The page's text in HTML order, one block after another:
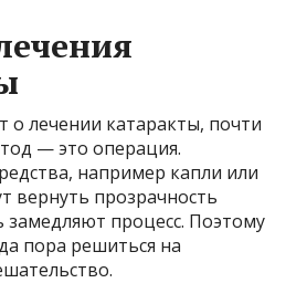
о лечении катаракты, почти
— это операция.
например капли или
вернуть прозрачность
замедляют процесс. Поэтому
пора решиться на